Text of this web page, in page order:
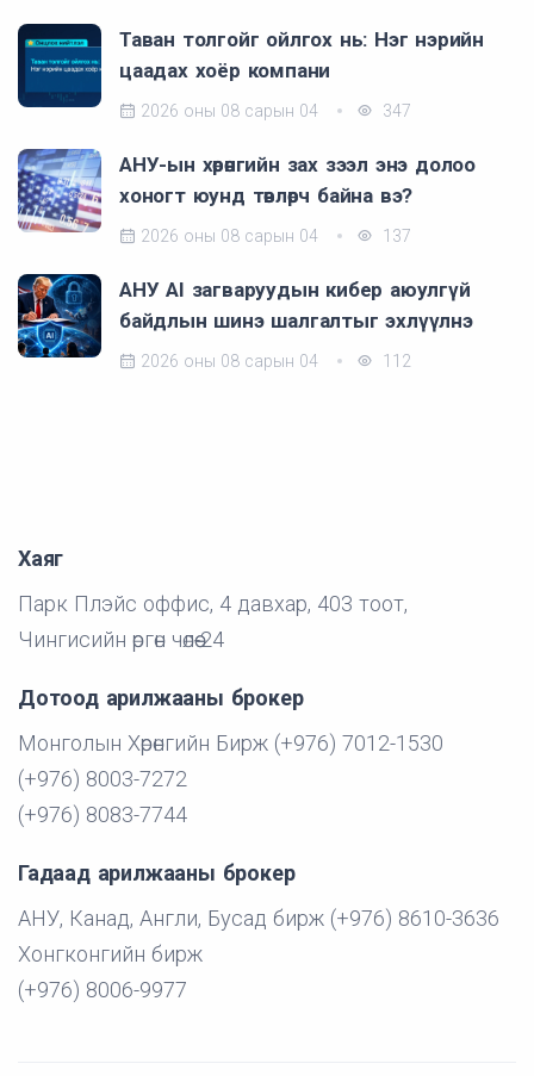
Таван толгойг ойлгох нь: Нэг нэрийн
цаадах хоёр компани
2026 оны 08 сарын 04 347
АНУ-ын хөрөнгийн зах зээл энэ долоо
хоногт юунд төвлөрч байна вэ?
2026 оны 08 сарын 04 137
АНУ AI загваруудын кибер аюулгүй
байдлын шинэ шалгалтыг эхлүүлнэ
2026 оны 08 сарын 04 112
Хаяг
Парк Плэйс оффис, 4 давхар, 403 тоот,
Чингисийн өргөн чөлөө-24
Дотоод арилжааны брокер
Монголын Хөрөнгийн Бирж (+976) 7012-1530
(+976) 8003-7272
(+976) 8083-7744
Гадаад арилжааны брокер
АНУ, Канад, Англи, Бусад бирж (+976) 8610-3636
Хонгконгийн бирж
(+976) 8006-9977